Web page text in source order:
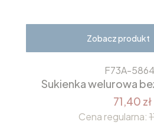
Zobacz produkt
F73A-
Sukienka welurowa
71,40 zł
Cena regularna: